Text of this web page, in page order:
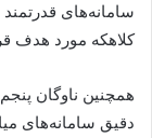
کلاهکه مورد هدف
همچنین ناوگان
دقیق سامانه‌های